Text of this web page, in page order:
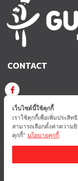
CONTACT
GUGU CHICKEN
GUGUCHICKEN.OFFICIAL
เว็บไซต์นี้ใช้คุกกี้
เราใช้คุกกี้เพื่อเพิ่มประสิ
สามารถเลือกตั้งค่าความ
คุกกี้" นโยบายคุกกี้